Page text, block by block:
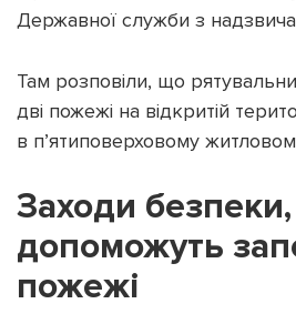
Наші соц мережі
Підтримати
Державної служби з
Там розповіли, що
дві пожежі на відкритій
в п’ятиповерховому
Заходи безпеки,
допоможуть
пожежі